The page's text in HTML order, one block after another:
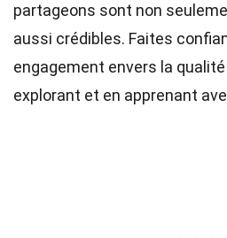
partageons sont non
aussi crédibles. Faites
engagement envers la
explorant et en apprenant